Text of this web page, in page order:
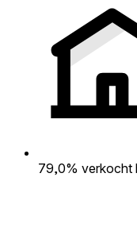
79,0% verkocht